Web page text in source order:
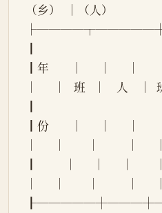
（乡）  │（人）
┃
┃年        │      │      │
│      │   班   │    人    │
┃
┃份        │      │      │
│      │        │          │
┃          │      │      │
│      │        │          │